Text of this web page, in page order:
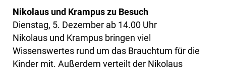
Nikolaus und Krampus zu Besuch
Dienstag, 5. Dezember ab 14.00 Uhr
Nikolaus und Krampus bringen viel
Wissenswertes rund um das Brauchtum für die
Kinder mit. Außerdem verteilt der Nikolaus